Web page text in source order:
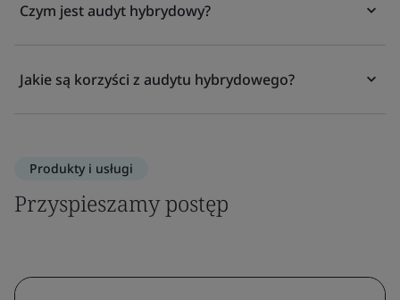
Czym jest audyt hybrydowy?
Jakie są korzyści z audytu hybrydowego?
Produkty i usługi
Przyspieszamy postęp